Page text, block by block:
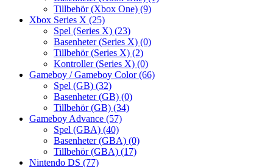
Tillbehör (Xbox One) (9)
Xbox Series X (25)
Spel (Series X) (23)
Basenheter (Series X) (0)
Tillbehör (Series X) (2)
Kontroller (Series X) (0)
Gameboy / Gameboy Color(66)
Spel (GB) (32)
Basenheter (GB) (0)
Tillbehör (GB) (34)
Gameboy Advance (57)
Spel (GBA) (40)
Basenheter (GBA) (0)
Tillbehör (GBA) (17)
Nintendo DS (77)